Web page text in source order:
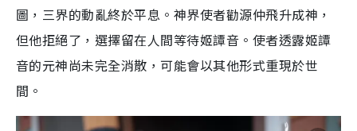
圖，三界的動亂終於平息。神界使者勸源仲飛升成神，
但他拒絕了，選擇留在人間等待姬譚音。使者透露姬譚
音的元神尚未完全消散，可能會以其他形式重現於世
間。